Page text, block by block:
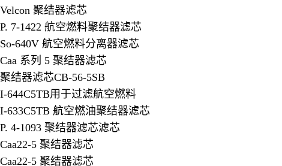
Velcon 聚结器滤芯
P. 7-1422 航空燃料聚结器滤芯
So-640V 航空燃料分离器滤芯
Caa 系列 5 聚结器滤芯
聚结器滤芯CB-56-5SB
I-644C5TB用于过滤航空燃料
I-633C5TB 航空燃油聚结器滤芯
P. 4-1093 聚结器滤芯滤芯
Caa22-5 聚结器滤芯
Caa22-5 聚结器滤芯